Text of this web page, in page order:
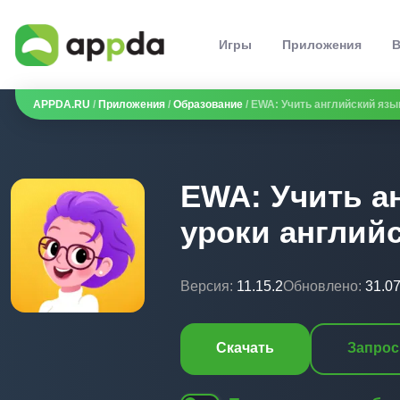
Игры Приложения
APPDA.RU / Приложения / Образование / EWA: Учить английский
EWA: Учить
уроки
Версия: 11.15.2Обновлено:
Скачать